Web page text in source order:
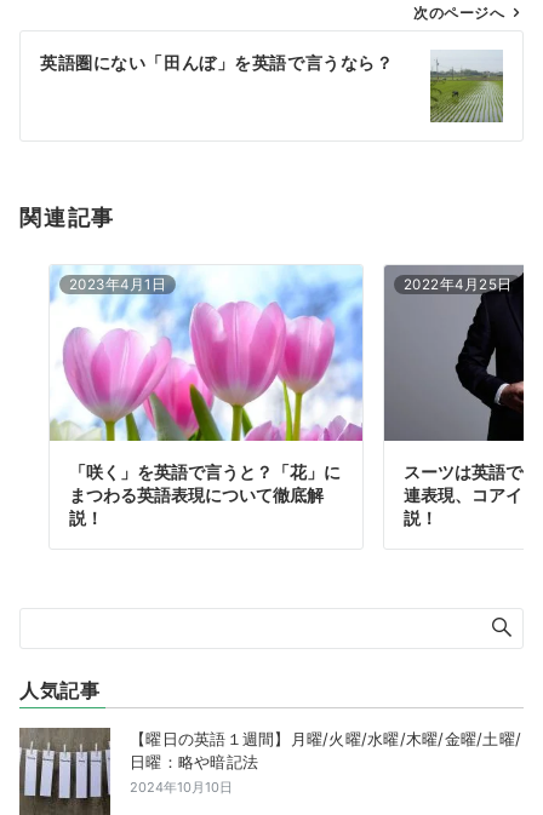
ン
次のページへ
英語圏にない「田んぼ」を英語で言うなら？
関連記事
2023年4月1日
「咲く」を英語で言うと？「花」に
まつわる英語表現について徹底解
説！
2022年4月25日
スーツは英語で
連表現、コアイ
説！
人気記事
【曜日の英語１週間】月曜/火曜/水曜/木曜/金曜/土曜/
日曜：略や暗記法
2024年10月10日